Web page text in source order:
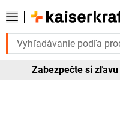
Potrebujete to
Zabezpečte si